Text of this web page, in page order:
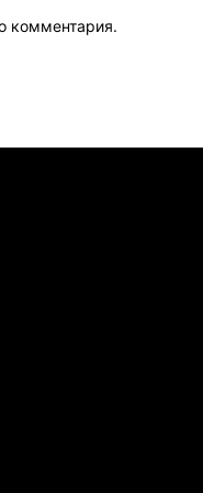
комментария.